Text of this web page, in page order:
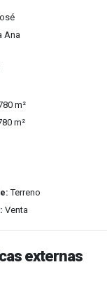
Ana
m²
m²
Terreno
Venta
externas